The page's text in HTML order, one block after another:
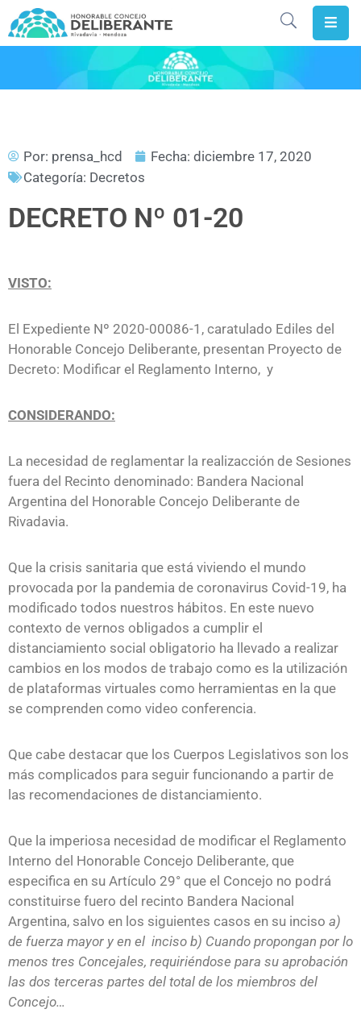
Concejales
Abierto
Actividad
La
Voz
Contacto
Por: prensa_hcd Fecha: diciembre 17, 2020
Categoría: Decretos
DECRETO Nº 01-20
VISTO:
El Expediente Nº 2020-00086-1, caratulado Ediles del
Honorable Concejo Deliberante, presentan Proyecto de
Decreto: Modificar el Reglamento Interno, y
CONSIDERANDO:
La necesidad de reglamentar la realizacción de Sesiones
fuera del Recinto denominado: Bandera Nacional
Argentina del Honorable Concejo Deliberante de
Rivadavia.
Que la crisis sanitaria que está viviendo el mundo
provocada por la pandemia de coronavirus Covid-19, ha
modificado todos nuestros hábitos. En este nuevo
contexto de vernos obligados a cumplir el
distanciamiento social obligatorio ha llevado a realizar
cambios en los modos de trabajo como es la utilización
de plataformas virtuales como herramientas en la que
se comprenden como video conferencia.
Que cabe destacar que los Cuerpos Legislativos son los
más complicados para seguir funcionando a partir de
las recomendaciones de distanciamiento.
Que la imperiosa necesidad de modificar el Reglamento
Interno del Honorable Concejo Deliberante, que
especifica en su Artículo 29° que el Concejo no podrá
constituirse fuero del recinto Bandera Nacional
Argentina, salvo en los siguientes casos en su inciso a)
de fuerza mayor y en el inciso b) Cuando propongan por lo
menos tres Concejales, requiriéndose para su aprobación
las dos terceras partes del total de los miembros del
Concejo…